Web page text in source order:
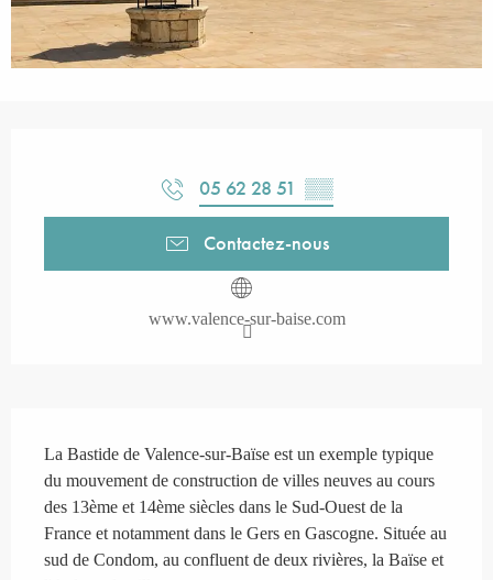
05 62 28 51 ▒▒
Contactez-nous
www.valence-sur-baise.com
La Bastide de Valence-sur-Baïse est un exemple typique
du mouvement de construction de villes neuves au cours
des 13ème et 14ème siècles dans le Sud-Ouest de la
France et notamment dans le Gers en Gascogne. Située au
sud de Condom, au confluent de deux rivières, la Baïse et